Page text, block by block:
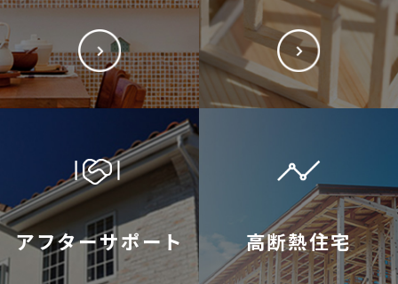
アフターサポート 高断熱住宅